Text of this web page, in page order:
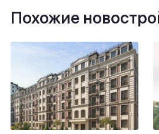
Похожие